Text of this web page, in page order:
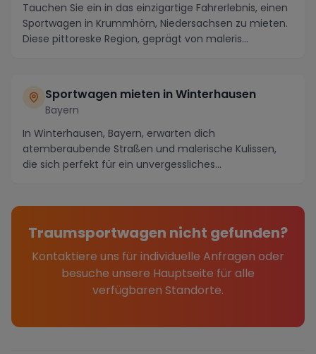
Tauchen Sie ein in das einzigartige Fahrerlebnis, einen
Sportwagen in Krummhörn, Niedersachsen zu mieten.
Diese pittoreske Region, geprägt von maleris...
Sportwagen mieten in Winterhausen
Bayern
In Winterhausen, Bayern, erwarten dich
atemberaubende Straßen und malerische Kulissen,
die sich perfekt für ein unvergessliches
Traumsportwagen nicht gefunden?
Kontaktiere uns für individuelle Anfragen oder
besuche unsere Hauptseite für alle
verfügbaren Standorte.